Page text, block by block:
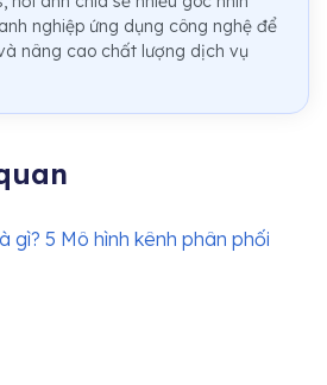
nghiệp ứng dụng công nghệ để
nâng cao chất lượng dịch vụ
gì? 5 Mô hình kênh phân phối